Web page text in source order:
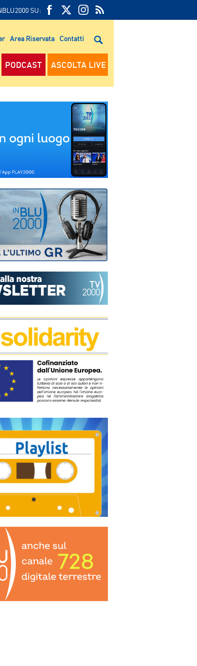
SU:
FEED
RSS
RSS
Area Riservata Contatti
PODCAST ASCOLTA LIVE